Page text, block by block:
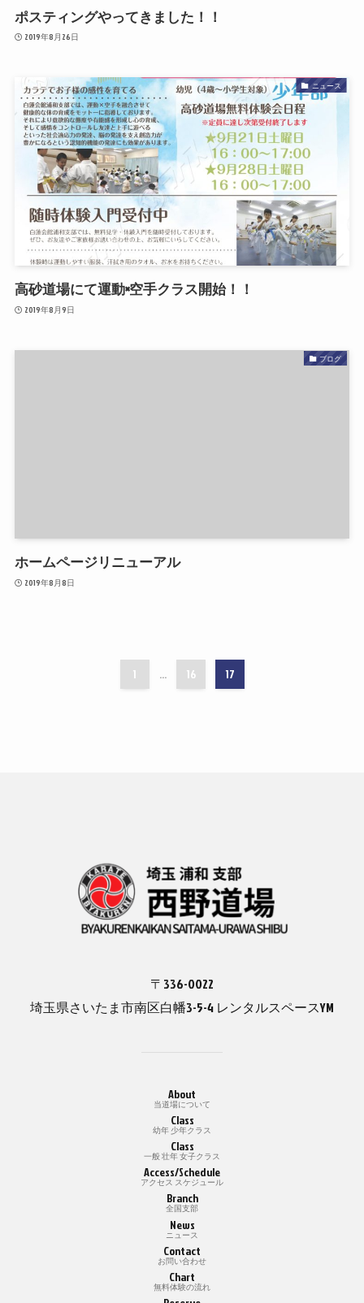
ポスティングやってきました！！
2019年8月26日
ニュース
高砂道場にて運動×空手クラス開始！！
2019年8月9日
ブログ
ホームページリニューアル
2019年8月8日
1 ... 16 17
〒336-0022
埼玉県さいたま市南区白幡3-5-4 レンタルスペースYM
About
当道場について
Class
幼年 少年クラス
Class
一般 壮年 女子クラス
Access/Schedule
アクセス スケジュール
Branch
全国支部
News
ニュース
Contact
お問い合わせ
Chart
無料体験の流れ